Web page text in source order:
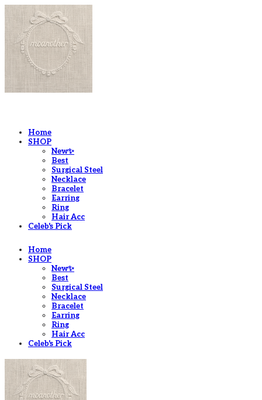
Home
SHOP
New✨
Best
Surgical Steel
Necklace
Bracelet
Earring
Ring
Hair Acc
Celeb's Pick
Home
SHOP
New✨
Best
Surgical Steel
Necklace
Bracelet
Earring
Ring
Hair Acc
Celeb's Pick